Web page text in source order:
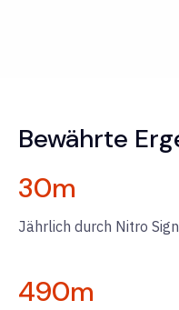
Bewährte
30m
Jährlich durch Nitro
490m